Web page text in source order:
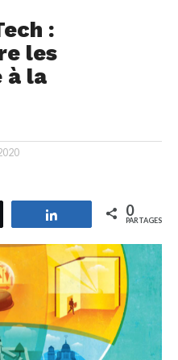
:
les
à la
Partagez 0
PARTAGES